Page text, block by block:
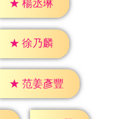
★ 楊丞琳
★ 徐乃麟
★ 范姜彥豐